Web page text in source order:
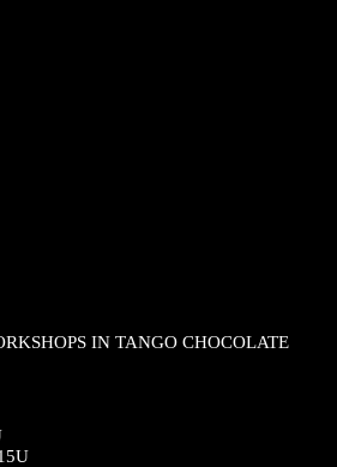
IN TANGO CHOCOLATE